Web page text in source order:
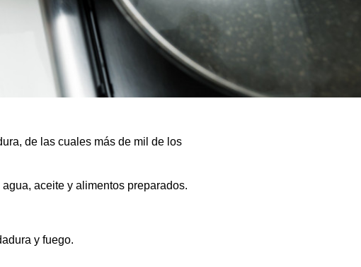
de las cuales más de mil de los
aceite y alimentos preparados.
y fuego.